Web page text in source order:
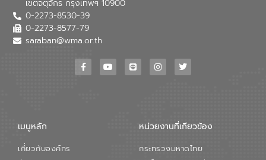
เขตจตุจักร กรุงเทพฯ 10900
0-2273-8530-39
0-2273-8577-79
saraban@wma.or.th
เมนูหลัก
เกี่ยวกับองค์กร
หน่วยงานที่เกียวข้อง
กระทรวงมหาดไทย